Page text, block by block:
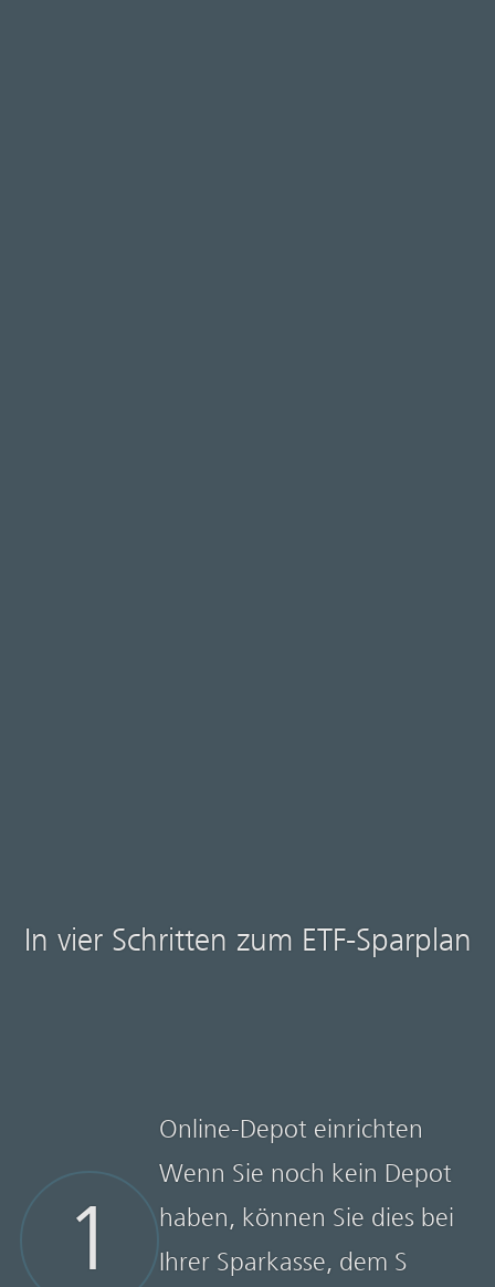
In vier Schritten zum ETF-Sparplan
1
Online-Depot einrichten
Wenn Sie noch kein Depot
haben, können Sie dies bei
Ihrer Sparkasse, dem S